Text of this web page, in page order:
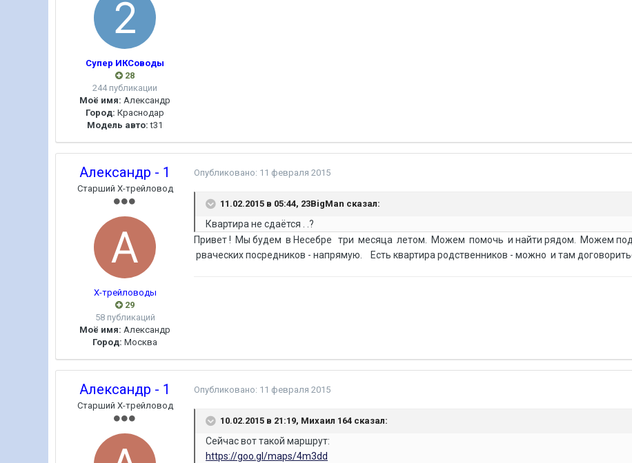
Супер ИКСоводы
28
244 публикации
Моё имя: Александр
Город: Краснодар
Модель авто: t31
Александр - 1
Старший Х-трейловод
Х-трейловоды
29
58 публикаций
Моё имя: Александр
Город: Москва
Опубликовано: 11 февраля 2015
11.02.2015 в 05:44, 23BigMan сказал:
Квартира не сдаётся . .?
Привет ! Мы будем в Несебре три месяца летом. Можем помочь и найти рядом. Можем
рваческих посредников - напрямую. Есть квартира родственников - можно и там
Александр - 1
Старший Х-трейловод
Опубликовано: 11 февраля 2015
10.02.2015 в 21:19, Михаил 164 сказал:
Сейчас вот такой маршрут:
https://goo.gl/maps/4m3dd